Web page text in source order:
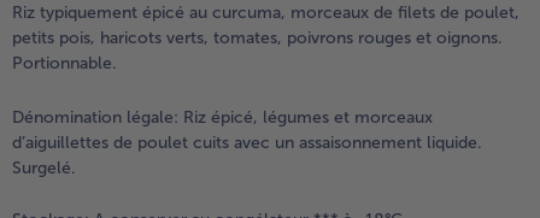
Riz typiquement épicé au curcuma, morceaux de filets de poulet,
petits pois, haricots verts, tomates, poivrons rouges et oignons.
Portionnable.
Dénomination légale: Riz épicé, légumes et morceaux
d’aiguillettes de poulet cuits avec un assaisonnement liquide.
Surgelé.